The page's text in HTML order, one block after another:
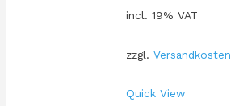
incl. 19% VAT
zzgl. Versandkosten
Quick View